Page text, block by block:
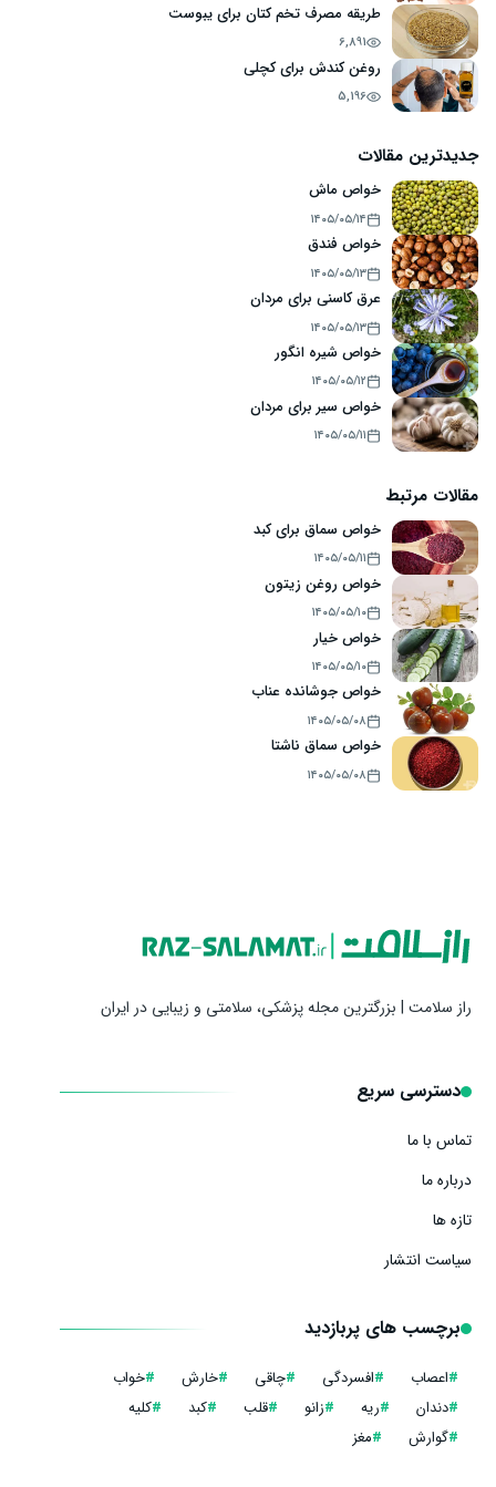
طریقه مصرف تخم کتان برای یبوست
6,891
روغن کندش برای کچلی
5,196
جدیدترین مقالات
خواص ماش
۱۴۰۵/۰۵/۱۴
خواص فندق
۱۴۰۵/۰۵/۱۳
عرق کاسنی برای مردان
۱۴۰۵/۰۵/۱۳
خواص شیره انگور
۱۴۰۵/۰۵/۱۲
خواص سیر برای مردان
۱۴۰۵/۰۵/۱۱
مقالات مرتبط
خواص سماق برای کبد
۱۴۰۵/۰۵/۱۱
خواص روغن زیتون
۱۴۰۵/۰۵/۱۰
خواص خیار
۱۴۰۵/۰۵/۱۰
خواص جوشانده عناب
۱۴۰۵/۰۵/۰۸
خواص سماق ناشتا
۱۴۰۵/۰۵/۰۸
راز سلامت | بزرگترین مجله پزشکی، سلامتی و زیبایی در ایران
دسترسی سریع
تماس با ما
درباره ما
تازه ها
سیاست انتشار
برچسب های پربازدید
#اعصاب #افسردگی #چاقی #خارش #خواب
#دندان #ریه #زانو #قلب #کبد #کلیه
#گوارش #مغز